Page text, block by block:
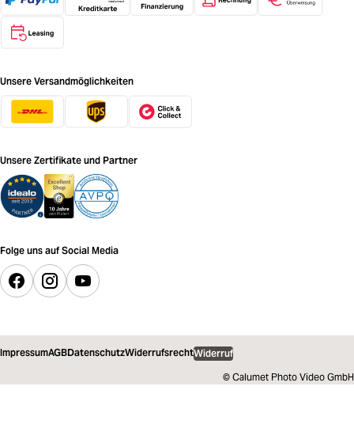
Unsere Versandmöglichkeiten
Unsere Zertifikate und Partner
Folge uns auf Social Media
ImpressumAGBDatenschutzWiderrufsrechtWiderruf
© Calumet Photo Video GmbH